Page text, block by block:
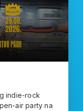
indie-rock
air party na